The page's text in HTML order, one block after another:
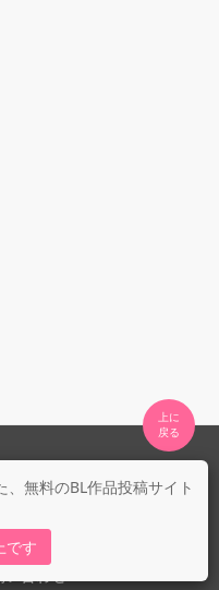
無料のBL作品投稿サイト
です
上に
運営ブログ